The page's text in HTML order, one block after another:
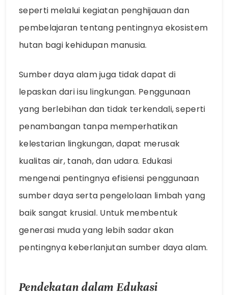
seperti melalui kegiatan penghijauan dan
pembelajaran tentang pentingnya ekosistem
hutan bagi kehidupan manusia.
Sumber daya alam juga tidak dapat di
lepaskan dari isu lingkungan. Penggunaan
yang berlebihan dan tidak terkendali, seperti
penambangan tanpa memperhatikan
kelestarian lingkungan, dapat merusak
kualitas air, tanah, dan udara. Edukasi
mengenai pentingnya efisiensi penggunaan
sumber daya serta pengelolaan limbah yang
baik sangat krusial. Untuk membentuk
generasi muda yang lebih sadar akan
pentingnya keberlanjutan sumber daya alam.
Pendekatan dalam Edukasi